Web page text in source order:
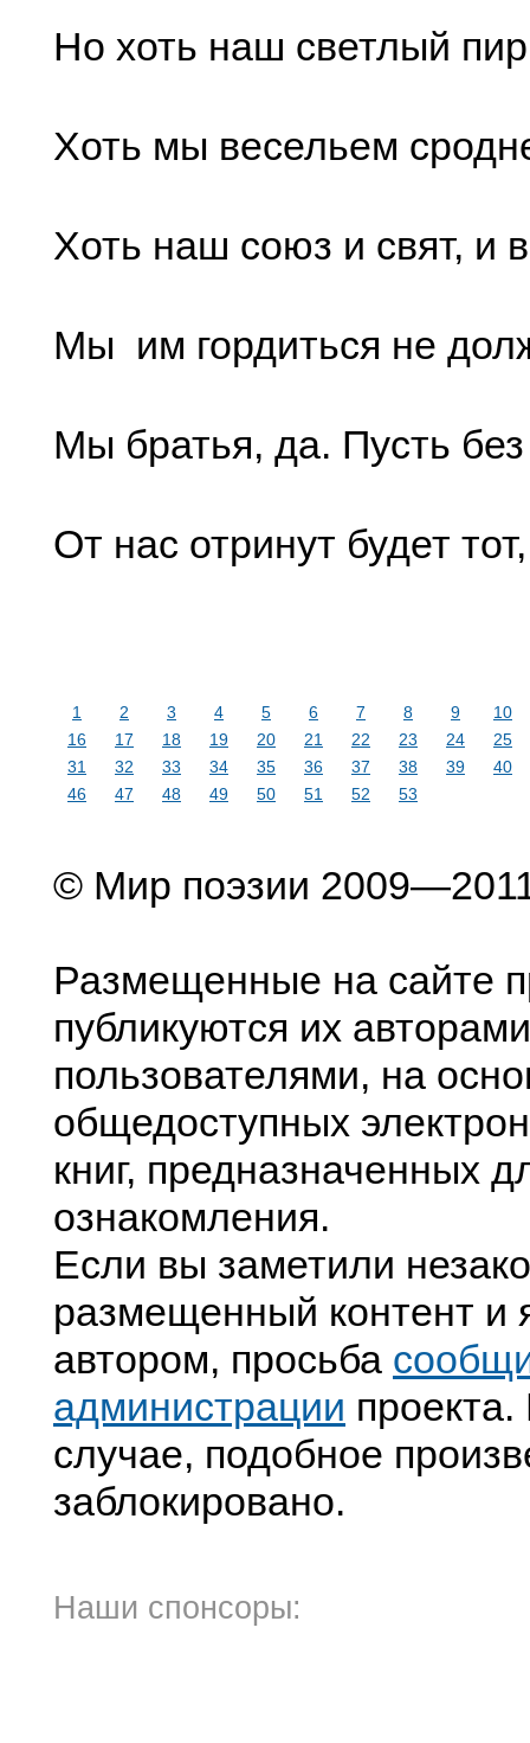
Но хоть наш светлый
Хоть мы весельем
Хоть наш союз и свят, и
Мы им гордиться не
Мы братья, да. Пусть без
От нас отринут будет тот,
1 2 3 4 5 6 7 8 9
10
16
17 18 19 20 21 22 23 24
25
31
32 33 34 35 36 37 38 39
40
46
47 48 49 50 51 52 53
© Мир поэзии
Размещенные на сайте
публикуются их
пользователями, на
общедоступных
книг, предназначенных
ознакомления.
Если вы заметили
размещенный контент и
автором, просьба
администрации
случае, подобное
заблокировано.
Наши спонсоры: